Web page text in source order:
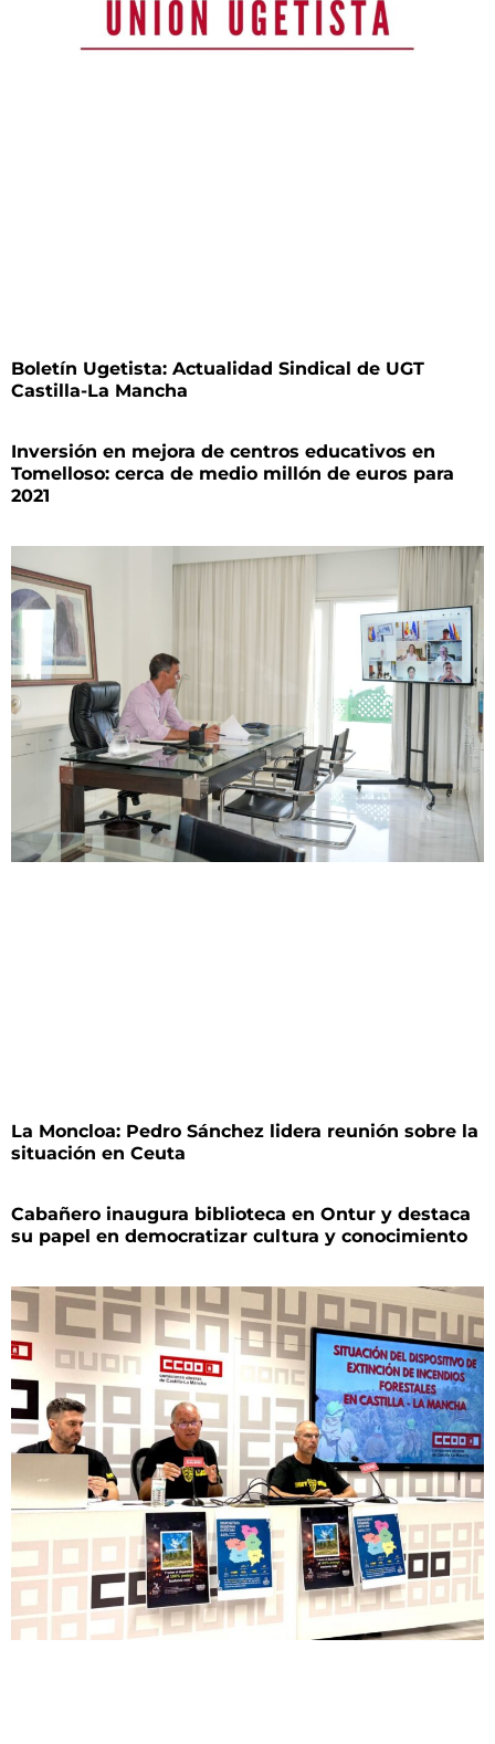
Boletín Ugetista: Actualidad Sindical de UGT
Castilla-La Mancha
Inversión en mejora de centros educativos en
Tomelloso: cerca de medio millón de euros para
2021
La Moncloa: Pedro Sánchez lidera reunión sobre la
situación en Ceuta
Cabañero inaugura biblioteca en Ontur y destaca
su papel en democratizar cultura y conocimiento